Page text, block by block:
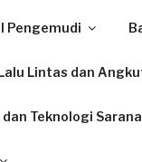
Pengemudi
Lintas dan
Teknologi